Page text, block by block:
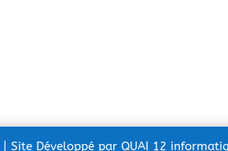
| Site Développé par QUAI 12